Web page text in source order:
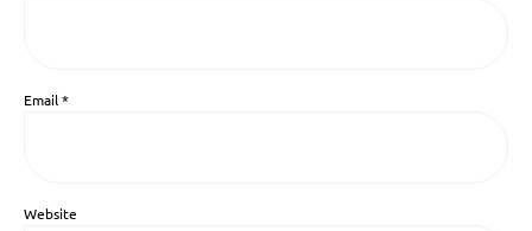
Email*
Website